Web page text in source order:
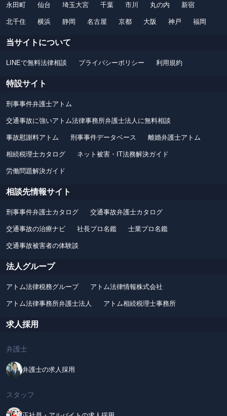
永田町 仙台 埼玉大宮 千葉 市川 丸の内 新宿
北千住 横浜 静岡 名古屋 京都 大阪 神戸 福岡
当サイトについて
LINEで無料法律相談 プライバシーポリシー 利用規約
特設サイト
刑事事件弁護士アトム
交通事故に強いアトム法律事務所弁護士法人に無料相談
事故慰謝料アトム 刑事事件データベース 離婚弁護士アトム
相続税理士カタログ ネット被害・IT法務解決ガイド
労働問題解決ガイド
相談先情報サイト
刑事事件弁護士カタログ 交通事故弁護士カタログ
交通事故の治療ナビ 社長プロ名鑑 士業プロ名鑑
交通事故被害者の体験談
法人グループ
アトム法律税務グループ アトム法律情報株式会社
アトム法律事務所弁護士法人 アトム相続税理士事務所
求人採用
弁護士
弁護士の求人採用
スタッフ